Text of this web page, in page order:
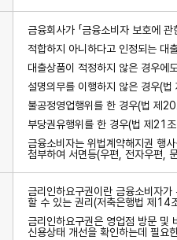
금융회사가 「금융소비자 보호에
적합하지 아니하다고 인정되는 대
대출상품이 적정하지 않은 경우에
설명의무를 이행하지 않은 경우(
불공정영업행위를 한 경우(법 제
부당권유행위를 한 경우(법 제21
금융소비자는 위법계약해지권 행
첨부하여 서면등(우편, 전자우편,
금리인하요구권이란 금융소비자
할 수 있는 권리(저축은행법 제14
금리인하요구권은 영업점 방문 및
신용상태 개선을 확인하는데 필요